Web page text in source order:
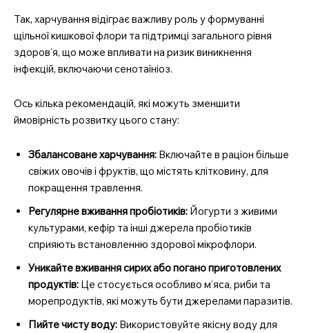
Так, харчування відіграє важливу роль у формуванні
щільної кишкової флори та підтримці загального рівня
здоров’я, що може впливати на ризик виникнення
інфекцій, включаючи сенотаїніоз.
Ось кілька рекомендацій, які можуть зменшити
ймовірність розвитку цього стану:
Збалансоване харчування: Включайте в раціон більше
свіжих овочів і фруктів, що містять клітковину, для
покращення травлення.
Регулярне вживання пробіотиків: Йогурти з живими
культурами, кефір та інші джерела пробіотиків
сприяють встановленню здорової мікрофлори.
Уникайте вживання сирих або погано приготовлених
продуктів: Це стосується особливо м’яса, риби та
морепродуктів, які можуть бути джерелами паразитів.
Пийте чисту воду: Використовуйте якісну воду для